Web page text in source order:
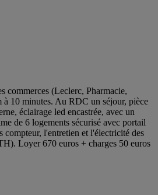
commerces (Leclerc, Pharmacie,
à 10 minutes. Au RDC un séjour, pièce
éclairage led encastrée, avec un
de 6 logements sécurisé avec portail
compteur, l'entretien et l'électricité des
Loyer 670 euros + charges 50 euros